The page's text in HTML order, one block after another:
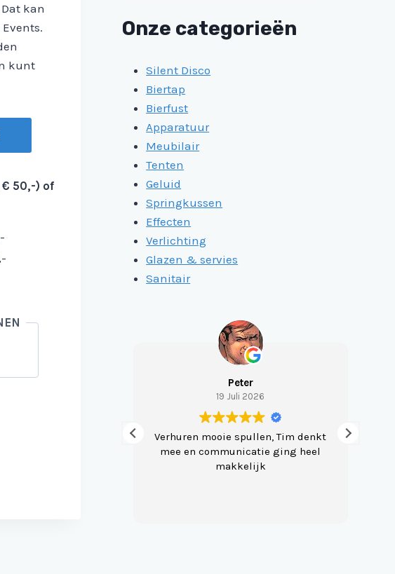
kan
kunt
50,-) of
Onze categorieën
Silent Disco
Biertap
Bierfust
Apparatuur
Meubilair
Tenten
Geluid
Springkussen
Effecten
Verlichting
Glazen & servies
Sanitair
Peter
19 Juli 2026
Verhuren mooie spullen, Tim denkt
mee en communicatie ging heel
makkelijk